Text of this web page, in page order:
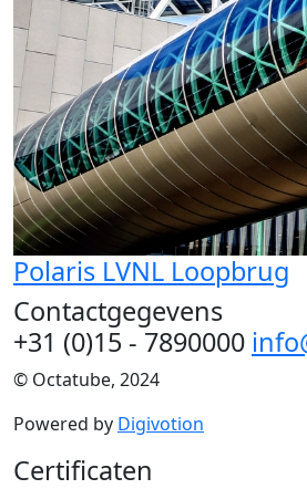
Polaris LVNL Loopbrug
Contactgegevens
+31 (0)15 - 7890000
© Octatube, 2024
Powered by Digivotion
Certificaten